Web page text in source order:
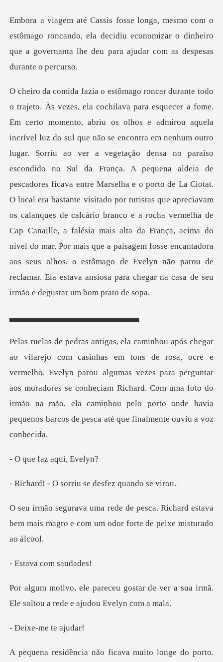
o roncando, ela decidiu economizar o dinheiro
que a governa
ação densa no paraíso
escondido no Sul da França. A pequena aldeia de
pescadores ficava entre Marselha e o porto de La Ciotat.
O local era bastante visitado por turistas que apreciavam
os calanques de calcário branco e a rocha vermelha de
Cap Cana
▃▃▃▃▃▃
ermelho. Evelyn parou algumas vezes para perguntar
aos moradores se conheciam Richard. Com uma foto do
irmão
faz aqui
orriu se desfez
Richard estava
bem mais magro e com um
a com s
tar de ver a sua irmã.
Ele soltou
-me te